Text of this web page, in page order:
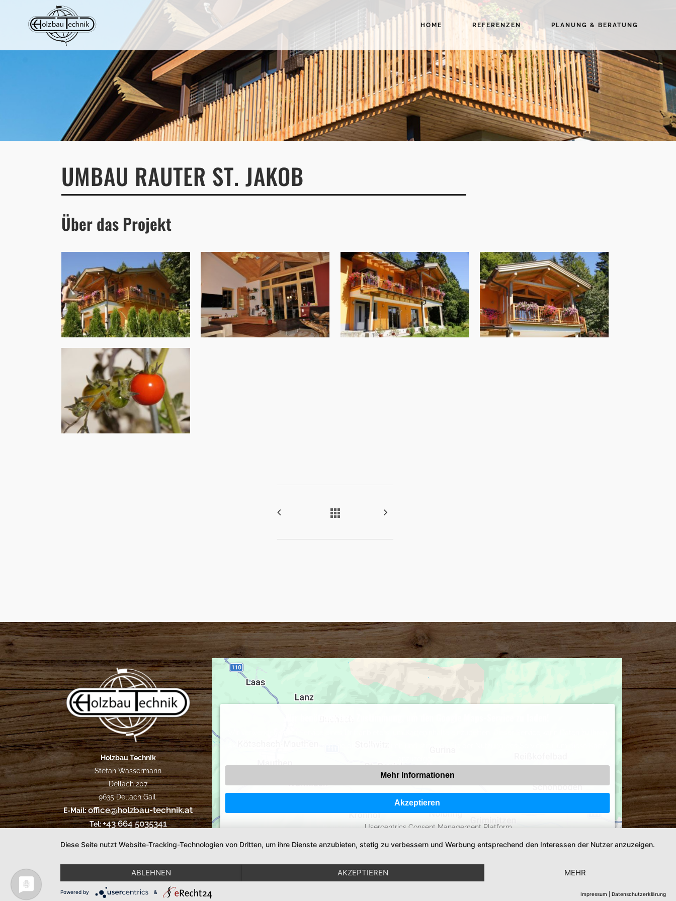
HOME REFERENZEN PLANUNG & BERATUNG
UMBAU RAUTER ST. JAKOB
Über das Projekt
Holzbau Technik
Stefan Wassermann
Dellach 207
9635 Dellach Gail
E-Mail:office@holzbau-technik.at
Tel:+43 664 5035341
Impressum Datenschutz
creativomedia
Mehr Informationen
Akzeptieren
Usercentrics Consent Management Platform
Diese Seite nutzt Website-Tracking-Technologien von Dritten, um ihre Dienste anzubieten, stetig zu verbessern und Werbung entsprechend den Interessen der Nutzer anzuzeigen.
ABLEHNEN AKZEPTIEREN MEHR
Powered by & Impressum Datenschutzerklärung